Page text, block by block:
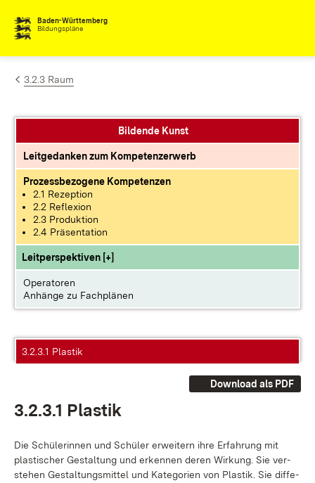
Zum Inhalt springen
Baden-Württemberg
Bildungspläne
3.2.3 Raum
Bildende Kunst
Leitgedanken zum Kompetenzerwerb
Prozessbezogene Kompetenzen
2.1 Rezeption
2.2 Reflexion
2.3 Produktion
2.4 Präsentation
Leitperspektiven [+]
Operatoren
Anhänge zu Fachplänen
3.2.3.1 Plastik
Download als PDF
3.2.3.1 Plas­tik
Die Schü­le­rin­nen und Schü­ler er­wei­tern ih­re Er­fah­rung mit
plas­ti­scher Ge­stal­tung und er­ken­nen de­ren Wir­kung. Sie ver­
ste­hen Ge­stal­tungs­mit­tel und Ka­te­go­ri­en von Plas­tik. Sie dif­fe­